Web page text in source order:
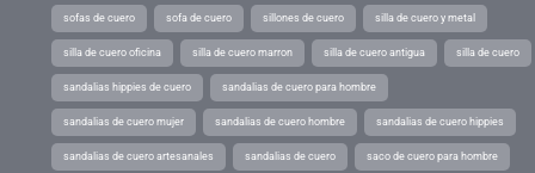
sofas de cuero sofa de cuero sillones de cuero silla de cuero y metal
silla de cuero oficina silla de cuero marron silla de cuero antigua silla de cuero
sandalias hippies de cuero sandalias de cuero para hombre
sandalias de cuero mujer sandalias de cuero hombre sandalias de cuero hippies
sandalias de cuero artesanales sandalias de cuero saco de cuero para hombre